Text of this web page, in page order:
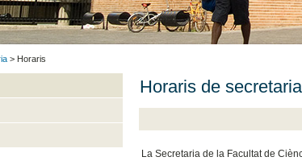
> Horaris
Horaris de secretaria
La Secretaria de la Facultat de